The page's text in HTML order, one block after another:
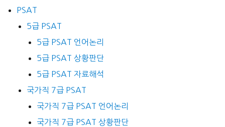
PSAT
5급 PSAT
5급 PSAT 언어논리
5급 PSAT 상황판단
5급 PSAT 자료해석
국가직 7급 PSAT
국가직 7급 PSAT 언어논리
국가직 7급 PSAT 상황판단